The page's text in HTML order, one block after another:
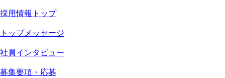
採用情報トップ
トップメッセージ
社員インタビュー
募集要項・応募